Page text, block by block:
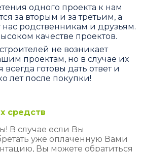
одного проекта к нам
за вторым и за третьим, а
нас родственникам и друзьям.
качестве проектов.
не возникает
проектам, но в случае их
готовы дать ответ и
лет после покупки!
средств
В случае если Вы
уже оплаченную Вами
Вы можете обратиться